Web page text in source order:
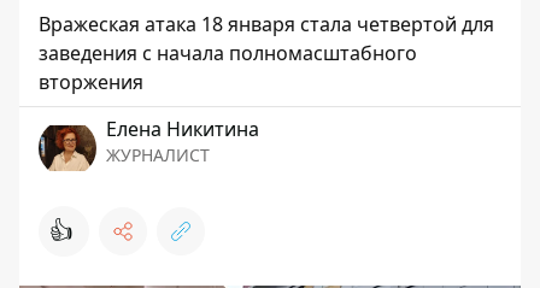
Вражеская атака 18 января стала четвертой для
заведения с начала полномасштабного
вторжения
Елена Никитина
ЖУРНАЛИСТ
👍